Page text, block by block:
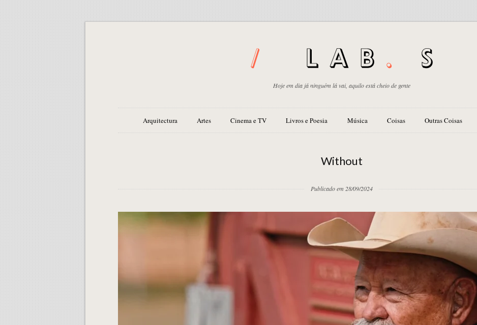
Hoje em dia já ninguém lá vai, aquilo está cheio de gente
Arquitectura Artes Cinema e TV Livros e Poesia Música Coisas Outras Coisas
Without
Publicado em 28/09/2024